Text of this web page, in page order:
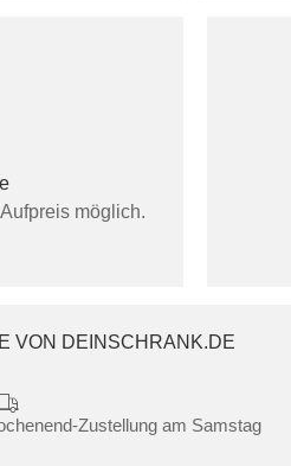
möglich.
VON DEINSCHRANK.DE
Zustellung am Samstag